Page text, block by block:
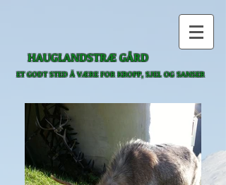
HAUGLANDSTRÆ GÅRD
ET GODT STED Å VÆREFOR KROPP, SJEL OG SANSER